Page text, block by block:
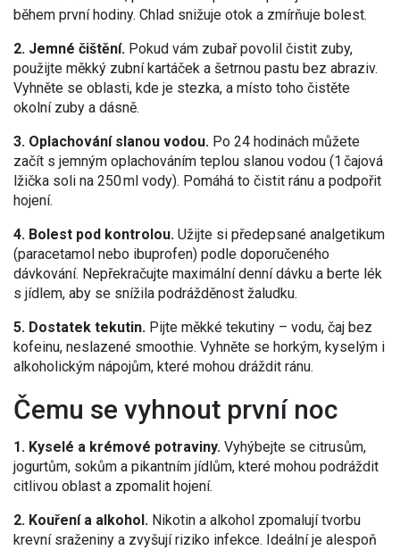
během první hodiny. Chlad snižuje otok a zmírňuje bolest.
2. Jemné čištění. Pokud vám zubař povolil čistit zuby,
použijte měkký zubní kartáček a šetrnou pastu bez abraziv.
Vyhněte se oblasti, kde je stezka, a místo toho čistěte
okolní zuby a dásně.
3. Oplachování slanou vodou. Po 24 hodinách můžete
začít s jemným oplachováním teplou slanou vodou (1 čajová
lžička soli na 250 ml vody). Pomáhá to čistit ránu a podpořit
hojení.
4. Bolest pod kontrolou. Užijte si předepsané analgetikum
(paracetamol nebo ibuprofen) podle doporučeného
dávkování. Nepřekračujte maximální denní dávku a berte lék
s jídlem, aby se snížila podrážděnost žaludku.
5. Dostatek tekutin. Pijte měkké tekutiny – vodu, čaj bez
kofeinu, neslazené smoothie. Vyhněte se horkým, kyselým i
alkoholickým nápojům, které mohou dráždit ránu.
Čemu se vyhnout první noc
1. Kyselé a krémové potraviny. Vyhýbejte se citrusům,
jogurtům, sokům a pikantním jídlům, které mohou podráždit
citlivou oblast a zpomalit hojení.
2. Kouření a alkohol. Nikotin a alkohol zpomalují tvorbu
krevní sraženiny a zvyšují riziko infekce. Ideální je alespoň